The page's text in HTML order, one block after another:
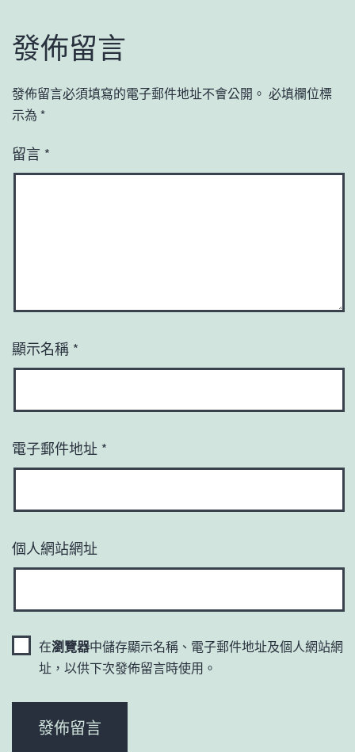
發佈留言
發佈留言必須填寫的電子郵件地址不會公開。 必填欄位標
示為 *
留言 *
顯示名稱 *
電子郵件地址 *
個人網站網址
在瀏覽器中儲存顯示名稱、電子郵件地址及個人網站網
址，以供下次發佈留言時使用。